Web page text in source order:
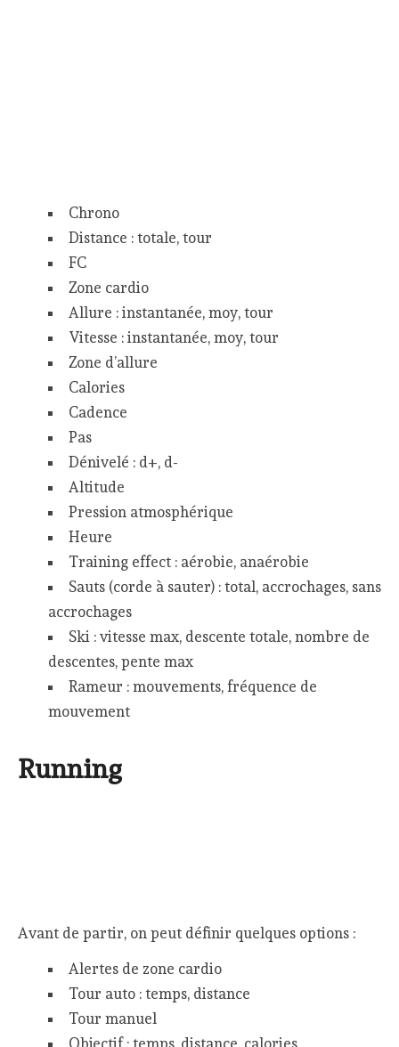
Chrono
Distance : totale, tour
FC
Zone cardio
Allure : instantanée, moy, tour
Vitesse : instantanée, moy, tour
Zone d’allure
Calories
Cadence
Pas
Dénivelé : d+, d-
Altitude
Pression atmosphérique
Heure
Training effect : aérobie, anaérobie
Sauts (corde à sauter) : total, accrochages, sans
accrochages
Ski : vitesse max, descente totale, nombre de
descentes, pente max
Rameur : mouvements, fréquence de
mouvement
Running
Avant de partir, on peut définir quelques options :
Alertes de zone cardio
Tour auto : temps, distance
Tour manuel